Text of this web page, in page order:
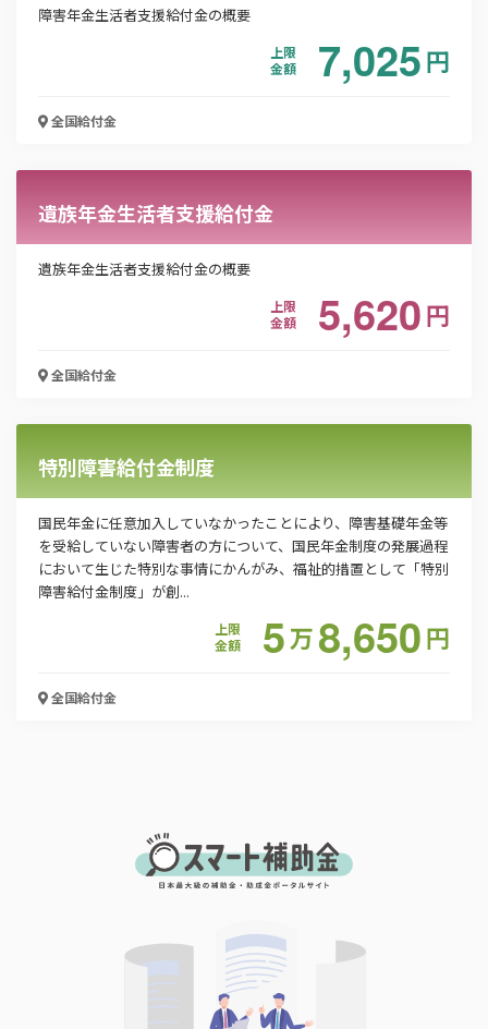
令和5年度既存建築物省エネ化推進事業（省エネ
ルギー性能の診断・表示に対する支援）
会社名
で本サービスの 利用規約
に同意したものとみなさ
れます。
障害年金生活者支援給付金の概要
上限
金額
7,025円
全国給付金
遺族年金生活者支援給付金
遺族年金生活者支援給付金の概要
上限
金額
5,620円
全国給付金
特別障害給付金制度
国民年金に任意加入していなかったことにより、障害基礎年金等
を受給していない障害者の方について、国民年金制度の発展過程
において生じた特別な事情にかんがみ、福祉的措置として「特別
障害給付金制度」が創...
上限
金額
5万8,650円
全国給付金